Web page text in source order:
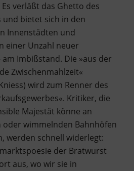
verläßt das Ghetto des
und bietet sich in den
Innenstädten und
einer Unzahl neuer
Imbißstand. Die »aus der
Zwischenmahlzeit«
wird zum Renner des
Kritiker, die
Majestät könne an
wimmelnden Bahnhöfen
werden schnell widerlegt:
der Bratwurst
aus, wo wir sie in